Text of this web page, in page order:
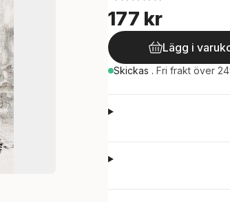
177 kr
Lägg i
Skickas . Fri frakt över